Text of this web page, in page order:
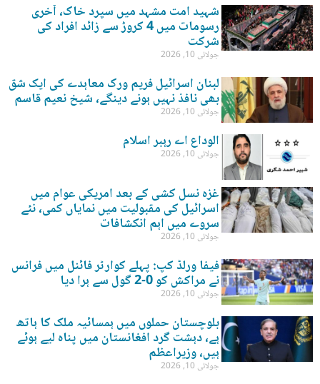
شہید امت مشہد میں سپرد خاک، آخری
رسومات میں 4 کروڑ سے زائد افراد کی
شرکت
جولائی 10, 2026
لبنان اسرائیل فریم ورک معاہدے کی ایک شق
بھی نافذ نہیں ہونے دینگے، شیخ نعیم قاسم
جولائی 10, 2026
الوداع اے رہبر اسلام
جولائی 10, 2026
غزہ نسل کشی کے بعد امریکی عوام میں
اسرائیل کی مقبولیت میں نمایاں کمی، نئے
سروے میں اہم انکشافات
جولائی 10, 2026
فیفا ورلڈ کپ: پہلے کوارٹر فائنل میں فرانس
نے مراکش کو 0-2 گول سے ہرا دیا
جولائی 10, 2026
بلوچستان حملوں میں ہمسائیہ ملک کا ہاتھ
ہے، دہشت گرد افغانستان میں پناہ لیے ہوئے
ہیں، وزیراعظم
جولائی 10, 2026